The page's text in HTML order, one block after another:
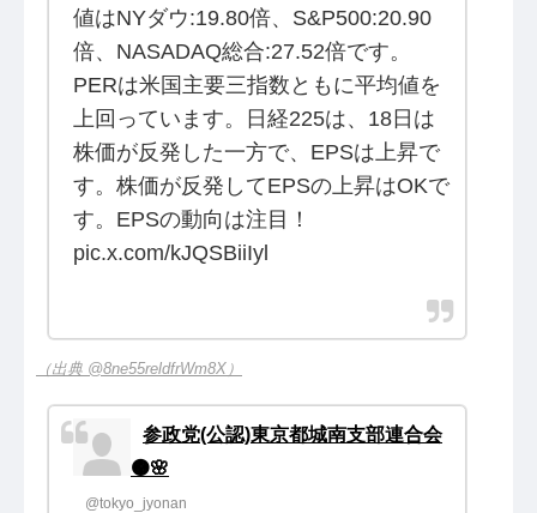
値はNYダウ:19.80倍、S&P500:20.90
倍、NASADAQ総合:27.52倍です。
PERは米国主要三指数ともに平均値を
上回っています。日経225は、18日は
株価が反発した一方で、EPSは上昇で
す。株価が反発してEPSの上昇はOKで
す。EPSの動向は注目！
pic.x.com/kJQSBiiIyl
（出典 @8ne55reldfrWm8X）
参政党(公認)東京都城南支部連合会
🟠🌸
@tokyo_jyonan